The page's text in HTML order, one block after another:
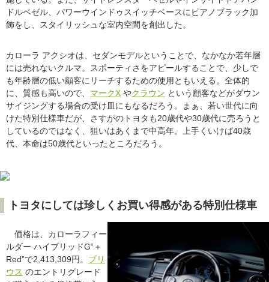
ドルベゼル、パワーウインドゥスイッチベースにピアノブラック加
飾をし、スタイリッシュな室内空間を創出した。
カローラ アクシオは、セダンモデルということで、なかなか若年層
には売れないクルマ。スポーティさをアピールすることで、少しで
も年齢層の低い顧客にリーチするための使用ともいえる。全体的
に、質感も高いので、 マークX やクラウン という顧客などがダウン
サイジングする場合の受け皿にもなるだろう。まぁ、若い世代に向
けた特別仕様車だが、さすがのトヨタも20歳代や30歳代に売ろうと
しているのではなく、狙いはあくまで中高年。上手くいけば40歳
代、本命は50歳代といったところだろう。
トヨタにしては珍しくお買い得感がある特別仕様車
価格は、カローラフィー
ルダー ハイブリッドG“＋
Red”で2,413,309円。 プリ
ウス のエントリグレード